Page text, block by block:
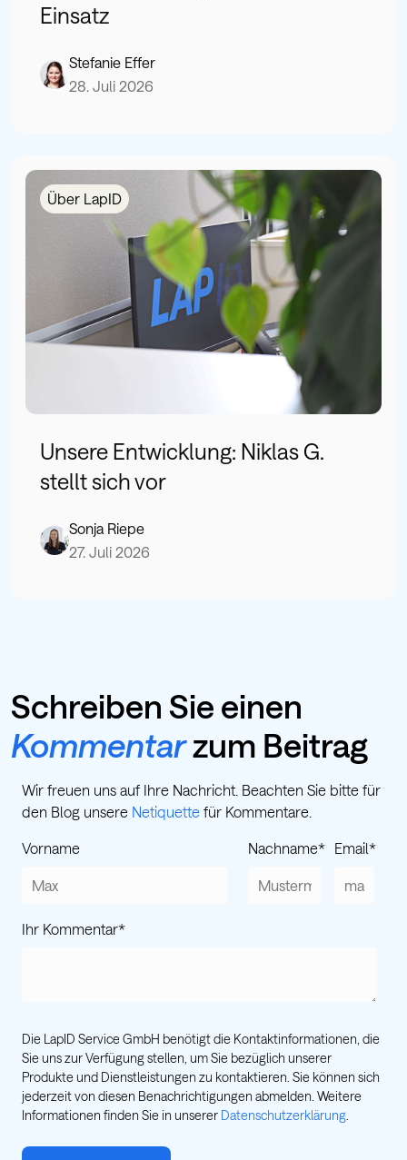
Einsatz
Stefanie Effer
28. Juli 2026
Über LapID
Unsere Entwicklung: Niklas G.
stellt sich vor
Sonja Riepe
27. Juli 2026
Schreiben Sie einen
Kommentarzum Beitrag
Wir freuen uns auf Ihre Nachricht. Beachten Sie bitte für
den Blog unsere Netiquette für Kommentare.
Vorname Nachname* Email*
Ihr Kommentar*
Die LapID Service GmbH benötigt die Kontaktinformationen, die
Sie uns zur Verfügung stellen, um Sie bezüglich unserer
Produkte und Dienstleistungen zu kontaktieren. Sie können sich
jederzeit von diesen Benachrichtigungen abmelden. Weitere
Informationen finden Sie in unserer Datenschutzerklärung